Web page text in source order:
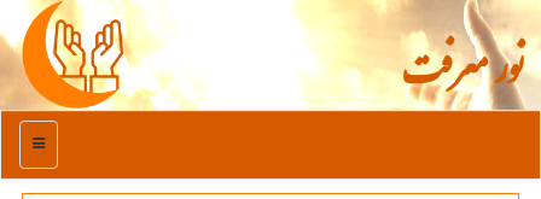
نور معرفت
منو